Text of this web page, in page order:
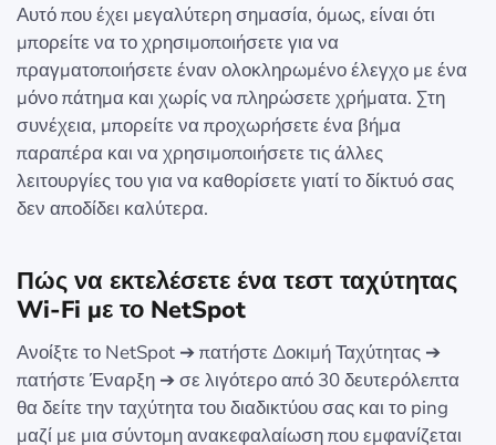
Αυτό που έχει μεγαλύτερη σημασία, όμως, είναι ότι
μπορείτε να το χρησιμοποιήσετε για να
πραγματοποιήσετε έναν ολοκληρωμένο έλεγχο με ένα
μόνο πάτημα και χωρίς να πληρώσετε χρήματα. Στη
συνέχεια, μπορείτε να προχωρήσετε ένα βήμα
παραπέρα και να χρησιμοποιήσετε τις άλλες
λειτουργίες του για να καθορίσετε γιατί το δίκτυό σας
δεν αποδίδει καλύτερα.
Πώς να εκτελέσετε ένα τεστ ταχύτητας
Wi‑Fi με το NetSpot
Ανοίξτε το NetSpot ➔ πατήστε Δοκιμή Ταχύτητας ➔
πατήστε Έναρξη ➔ σε λιγότερο από 30 δευτερόλεπτα
θα δείτε την ταχύτητα του διαδικτύου σας και το ping
μαζί με μια σύντομη ανακεφαλαίωση που εμφανίζεται